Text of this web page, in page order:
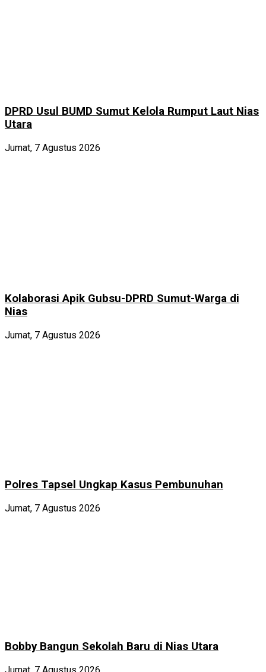
DPRD Usul BUMD Sumut Kelola Rumput Laut Nias
Utara
Jumat, 7 Agustus 2026
Kolaborasi Apik Gubsu-DPRD Sumut-Warga di
Nias
Jumat, 7 Agustus 2026
Polres Tapsel Ungkap Kasus Pembunuhan
Jumat, 7 Agustus 2026
Bobby Bangun Sekolah Baru di Nias Utara